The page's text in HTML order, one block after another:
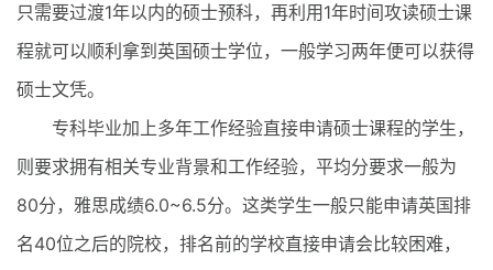
只需要过渡1年以内的硕士预科，再利用1年时间攻读硕士课
程就可以顺利拿到英国硕士学位，一般学习两年便可以获得
硕士文凭。
专科毕业加上多年工作经验直接申请硕士课程的学生，
则要求拥有相关专业背景和工作经验，平均分要求一般为
80分，雅思成绩6.0~6.5分。这类学生一般只能申请英国排
名40位之后的院校，排名前的学校直接申请会比较困难，